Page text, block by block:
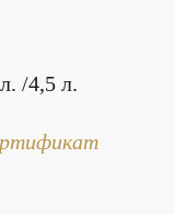
/4,5 л.